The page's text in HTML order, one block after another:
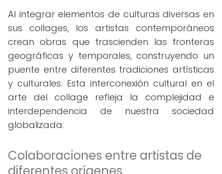
Al integrar elementos de culturas diversas en
sus collages, los artistas contemporáneos
crean obras que trascienden las fronteras
geográficas y temporales, construyendo un
puente entre diferentes tradiciones artísticas
y culturales. Esta interconexión cultural en el
arte del collage refleja la complejidad e
interdependencia de nuestra sociedad
globalizada.
Colaboraciones entre artistas de